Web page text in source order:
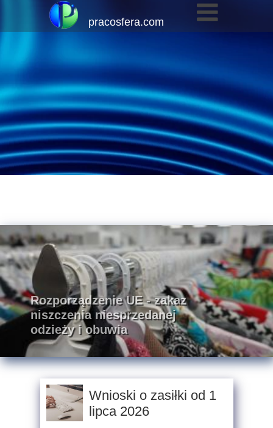
Rozporządzenie UE - zakaz
niszczenia niesprzedanej
odzieży i obuwia
pracosfera.com
Wnioski o zasiłki od 1
lipca 2026